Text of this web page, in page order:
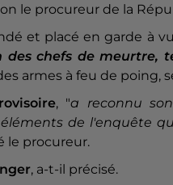
le procureur de la
et placé en garde à
des chefs de meurtre,
armes à feu de poing,
, "a reconnu
de l'enquête
le procureur.
, a-t-il précisé.